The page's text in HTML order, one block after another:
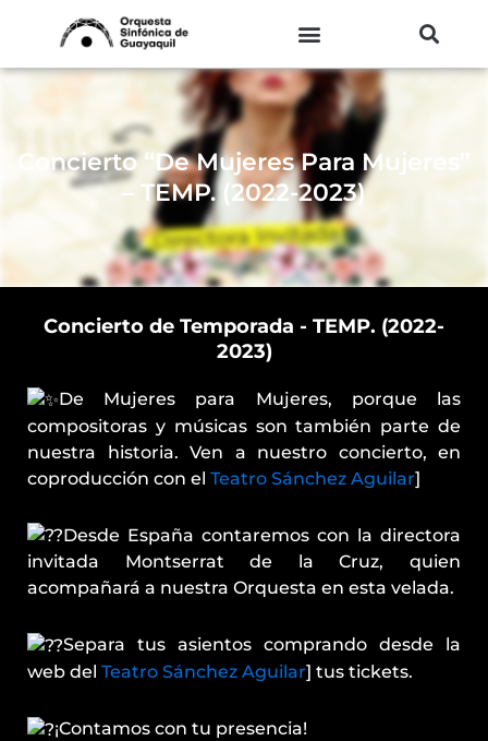
contenido
Concierto “De Mujeres Para Mujeres”
– TEMP. (2022-2023)
Concierto de Temporada - TEMP. (2022-
2023)
De Mujeres para Mujeres, porque las
compositoras y músicas son también parte de
nuestra historia. Ven a nuestro concierto, en
coproducción con el Teatro Sánchez Aguilar]
Desde España contaremos con la directora
invitada Montserrat de la Cruz, quien
acompañará a nuestra Orquesta en esta velada.
Separa tus asientos comprando desde la
web del Teatro Sánchez Aguilar] tus tickets.
¡Contamos con tu presencia!